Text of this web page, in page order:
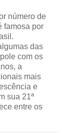
número de
famosa por
das
com os
a
mais
e
sua 21ª
entre os